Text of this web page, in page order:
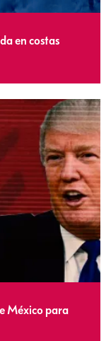
en costas
México para